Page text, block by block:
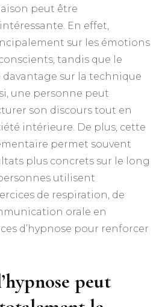
peut être
En effet,
sur les émotions
tandis que le
sur la technique
une personne peut
son discours tout en
intérieure. De plus, cette
permet souvent
plus concrets sur le long
utilisent
de respiration, de
orale en
d’hypnose pour renforcer
peut